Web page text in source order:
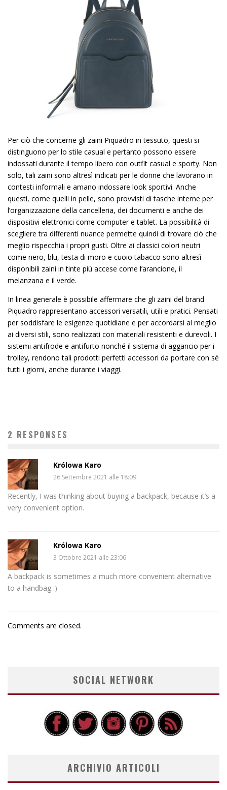
Per ciò che concerne gli zaini Piquadro in tessuto, questi si
distinguono per lo stile casual e pertanto possono essere
indossati durante il tempo libero con outfit casual e sporty. Non
solo, tali zaini sono altresì indicati per le donne che lavorano in
contesti informali e amano indossare look sportivi. Anche
questi, come quelli in pelle, sono provvisti di tasche interne per
l’organizzazione della cancelleria, dei documenti e anche dei
dispositivi elettronici come computer e tablet. La possibilità di
scegliere tra differenti nuance permette quindi di trovare ciò che
meglio rispecchia i propri gusti. Oltre ai classici colori neutri
come nero, blu, testa di moro e cuoio tabacco sono altresì
disponibili zaini in tinte più accese come l’arancione, il
melanzana e il verde.
In linea generale è possibile affermare che gli zaini del brand
Piquadro rappresentano accessori versatili, utili e pratici. Pensati
per soddisfare le esigenze quotidiane e per accordarsi al meglio
ai diversi stili, sono realizzati con materiali resistenti e durevoli. I
sistemi antifrode e antifurto nonché il sistema di aggancio per i
trolley, rendono tali prodotti perfetti accessori da portare con sé
tutti i giorni, anche durante i viaggi.
2 RESPONSES
Królowa Karo
26 Settembre 2021 alle 18:09
Recently, I was thinking about buying a backpack, because it’s a
very convenient option.
Królowa Karo
3 Ottobre 2021 alle 23:06
A backpack is sometimes a much more convenient alternative
to a handbag :)
Comments are closed.
SOCIAL NETWORK
ARCHIVIO ARTICOLI